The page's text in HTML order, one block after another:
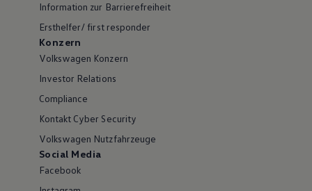
Information zur Barrierefreiheit
Ersthelfer/ first responder
Konzern
Volkswagen Konzern
Investor Relations
Compliance
Kontakt Cyber Security
Volkswagen Nutzfahrzeuge
Social Media
Facebook